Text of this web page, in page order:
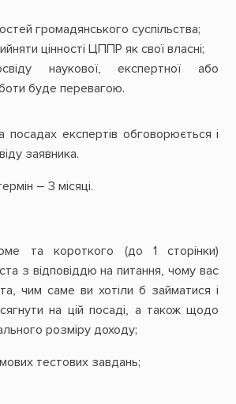
громадянського суспільства;
цінності ЦППР як свої власні;
наукової, експертної або
буде перевагою.
посадах експертів обговорюється і
заявника.
– 3 місяці.
та короткого (до 1 сторінки)
з відповіддю на питання, чому вас
чим саме ви хотіли б займатися і
на цій посаді, а також щодо
розміру доходу;
тестових завдань;